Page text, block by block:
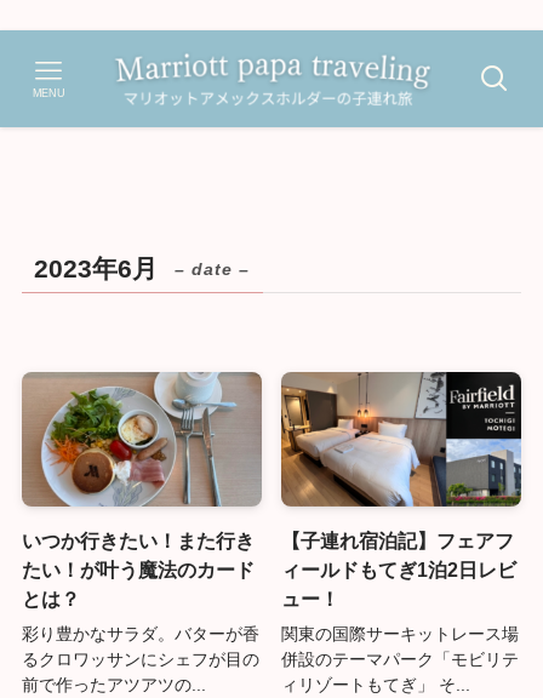
MENU
2023年6月 – date –
いつか行きたい！また行き
たい！が叶う魔法のカード
とは？
彩り豊かなサラダ。バターが香
るクロワッサンにシェフが目の
前で作ったアツアツの...
【子連れ宿泊記】フェアフ
ィールドもてぎ1泊2日レビ
ュー！
関東の国際サーキットレース場
併設のテーマパーク「モビリテ
ィリゾートもてぎ」 そ...